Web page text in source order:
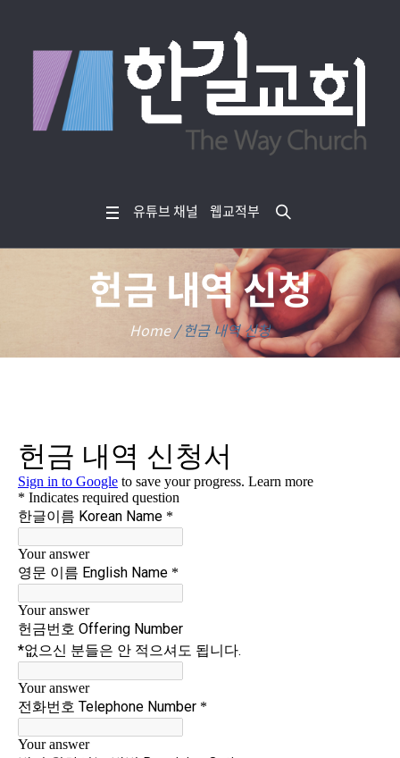
유튜브 채널 웹교적부
헌금 내역 신청
Home /헌금 내역 신청